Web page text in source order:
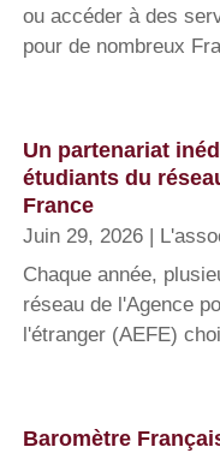
ou accéder à des
pour de nombreux
Un partenariat
étudiants du
France
Juin 29, 2026 |
Chaque année,
réseau de l'Agence
l'étranger (AEFE)
Baromètre